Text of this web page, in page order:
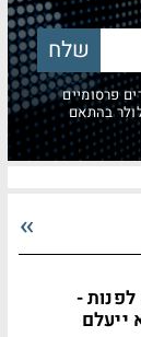
פרסומיים
בהתאם
-
ייעלם